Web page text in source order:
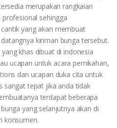
merupakan rangkaian
sehingga
yang akan membuat
kiriman bunga tersebut.
khas dibuat di indonesia
ucapan untuk acara pernikahan,
dan ucapan duka cita untuk
sangat tepat jika anda tidak
terdapat beberapa
yang selanjutnya akan di
konsumen.